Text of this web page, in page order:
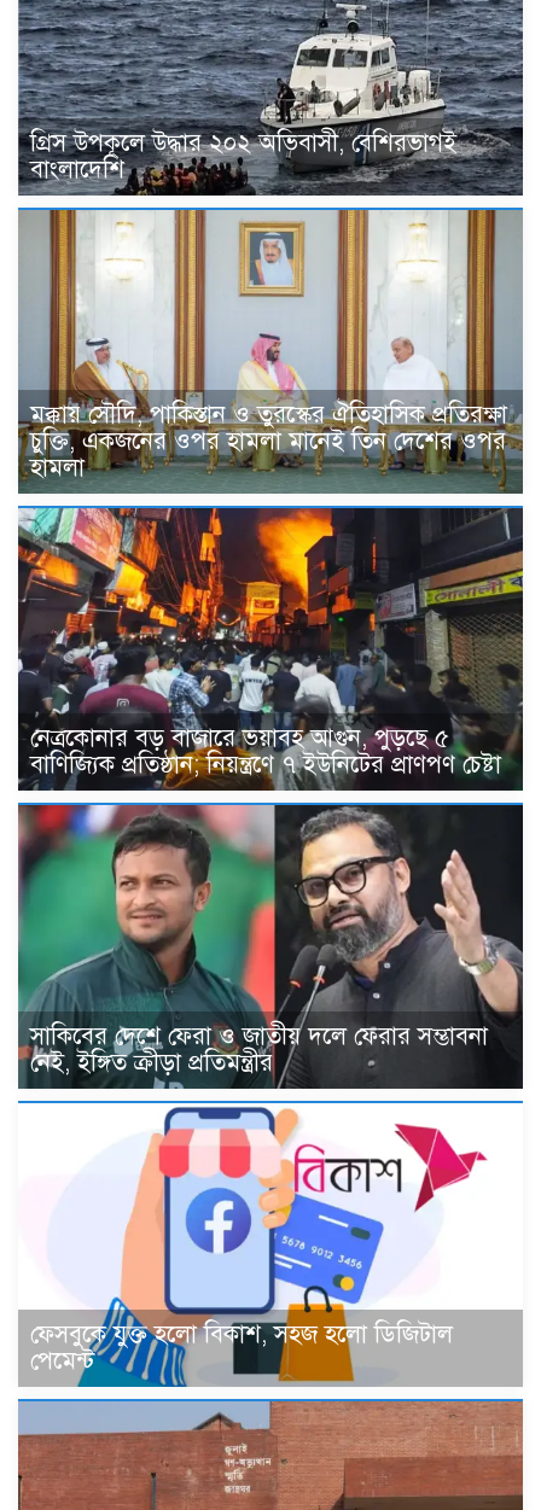
গ্রিস উপকূলে উদ্ধার ২০২ অভিবাসী, বেশিরভাগই
বাংলাদেশি
মক্কায় সৌদি, পাকিস্তান ও তুরস্কের ঐতিহাসিক প্রতিরক্ষা
চুক্তি, একজনের ওপর হামলা মানেই তিন দেশের ওপর
হামলা
নেত্রকোনার বড় বাজারে ভয়াবহ আগুন, পুড়ছে ৫
বাণিজ্যিক প্রতিষ্ঠান; নিয়ন্ত্রণে ৭ ইউনিটের প্রাণপণ চেষ্টা
সাকিবের দেশে ফেরা ও জাতীয় দলে ফেরার সম্ভাবনা
নেই, ইঙ্গিত ক্রীড়া প্রতিমন্ত্রীর
ফেসবুকে যুক্ত হলো বিকাশ, সহজ হলো ডিজিটাল
পেমেন্ট